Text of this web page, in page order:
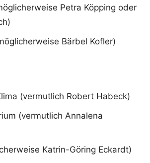
Petra Köpping oder
Bärbel Kofler)
(vermutlich Robert Habeck)
(vermutlich Annalena
Katrin-Göring Eckardt)